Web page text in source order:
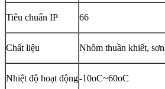
Tiêu chuẩn IP 66
Chất liệu Nhôm thuần khiết,
Nhiệt độ hoạt động-10oC~60oC